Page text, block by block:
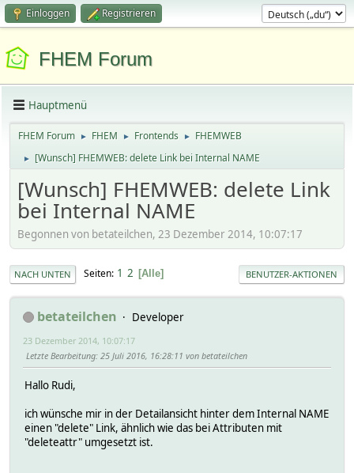
Einloggen Registrieren
FHEM Forum
Hauptmenü
FHEM Forum ► FHEM ► Frontends ► FHEMWEB
► [Wunsch] FHEMWEB: delete Link bei Internal NAME
[Wunsch] FHEMWEB: delete Link
bei Internal NAME
Begonnen von betateilchen, 23 Dezember 2014, 10:07:17
NACH UNTEN Seiten 1 2 Alle BENUTZER-AKTIONEN
betateilchen Developer
23 Dezember 2014, 10:07:17
Letzte Bearbeitung: 25 Juli 2016, 16:28:11 von betateilchen
Hallo Rudi,
ich wünsche mir in der Detailansicht hinter dem Internal NAME
einen "delete" Link, ähnlich wie das bei Attributen mit
"deleteattr" umgesetzt ist.